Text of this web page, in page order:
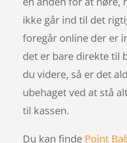
ikke går ind til det
foregår online der er
det er bare direkte til
du videre, så er det
ubehaget ved at stå
til kassen.
Du kan finde Point